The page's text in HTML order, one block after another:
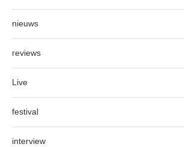
nieuws
reviews
Live
festival
interview